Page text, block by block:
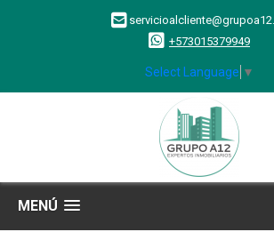
+573015379949
Select Language ▼
MENÚ